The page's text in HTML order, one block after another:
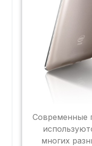
Современные
многих